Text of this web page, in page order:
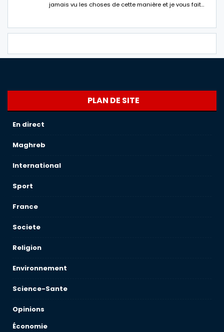
jamais vu les choses de cette manière et je vous fait…
PLAN DE SITE
En direct
Maghreb
International
Sport
France
Societe
Religion
Environnement
Science-Sante
Opinions
Économie